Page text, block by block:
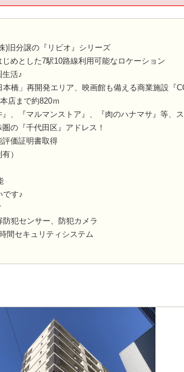
)旧分譲の『リビオ』シリーズ
めとした7駅10路線利用可能なロケーション
活♪
橋」再開発エリア、映画館も備える商業施設『
店まで約820ｍ
、『マルマンストア』、『肉のハナマサ』等、
の『千代田区』アドレス！
価証明書取得
）
す♪
犯センサー、防犯カメラ
間セキュリティシステム